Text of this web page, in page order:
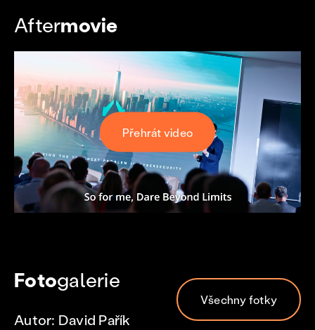
Aftermovie
Přehrát video
Fotogalerie
Autor: David Pařík
Všechny fotky